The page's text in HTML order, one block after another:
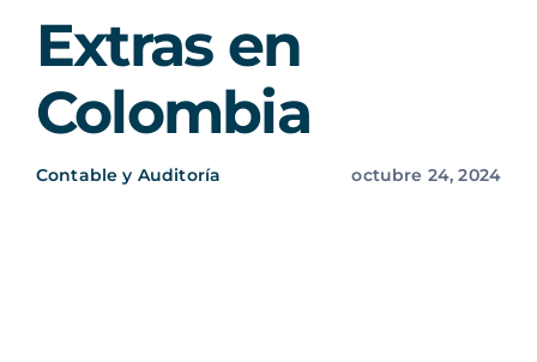
Extras en
Colombia
Contable y Auditoría octubre 24, 2024